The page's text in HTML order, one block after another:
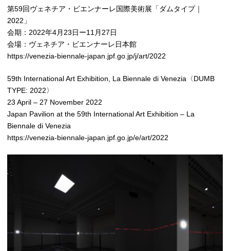
第59回ヴェネチア・ビエンナーレ国際美術展「ダムタイプ｜
2022」
会期：2022年4月23日ー11月27日
会場：ヴェネチア・ビエンナーレ日本館
https://venezia-biennale-japan.jpf.go.jp/j/art/2022
59th International Art Exhibition, La Biennale di Venezia〈DUMB
TYPE: 2022〉
23 April – 27 November 2022
Japan Pavilion at the 59th International Art Exhibition – La
Biennale di Venezia
https://venezia-biennale-japan.jpf.go.jp/e/art/2022